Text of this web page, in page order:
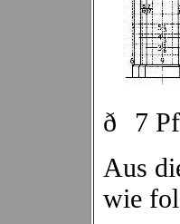
ð
7
Aus
wie